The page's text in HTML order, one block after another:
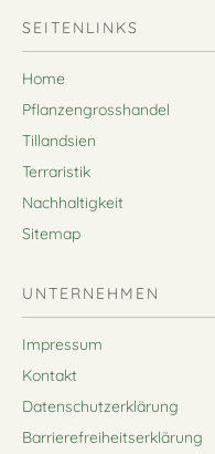
SEITENLINKS
Home
Pflanzengrosshandel
Tillandsien
Terraristik
Nachhaltigkeit
Sitemap
UNTERNEHMEN
Impressum
Kontakt
Datenschutzerklärung
Barrierefreiheitserklärung